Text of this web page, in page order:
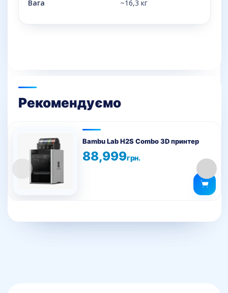
Вага ~16,3 кг
Рекомендуємо
Bambu Lab H2S Combo 3D принтер
88,999грн.